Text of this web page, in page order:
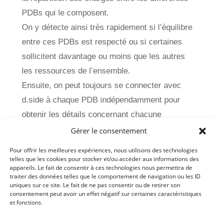
Gérer le consentement
Pour offrir les meilleures expériences, nous utilisons des technologies
telles que les cookies pour stocker et/ou accéder aux informations des
appareils. Le fait de consentir à ces technologies nous permettra de
traiter des données telles que le comportement de navigation ou les ID
uniques sur ce site. Le fait de ne pas consentir ou de retirer son
consentement peut avoir un effet négatif sur certaines caractéristiques
et fonctions.
PDBs qui le composent.
On y détecte ainsi très rapidement si l’équilibre
entre ces PDBs est respecté ou si certaines
sollicitent davantage ou moins que les autres
les ressources de l’ensemble.
Ensuite, on peut toujours se connecter avec
d.side à chaque PDB indépendamment pour
obtenir les détails concernant chacune
(événements d’attente, requêtes SQL…), de
←Précédent Suivant→